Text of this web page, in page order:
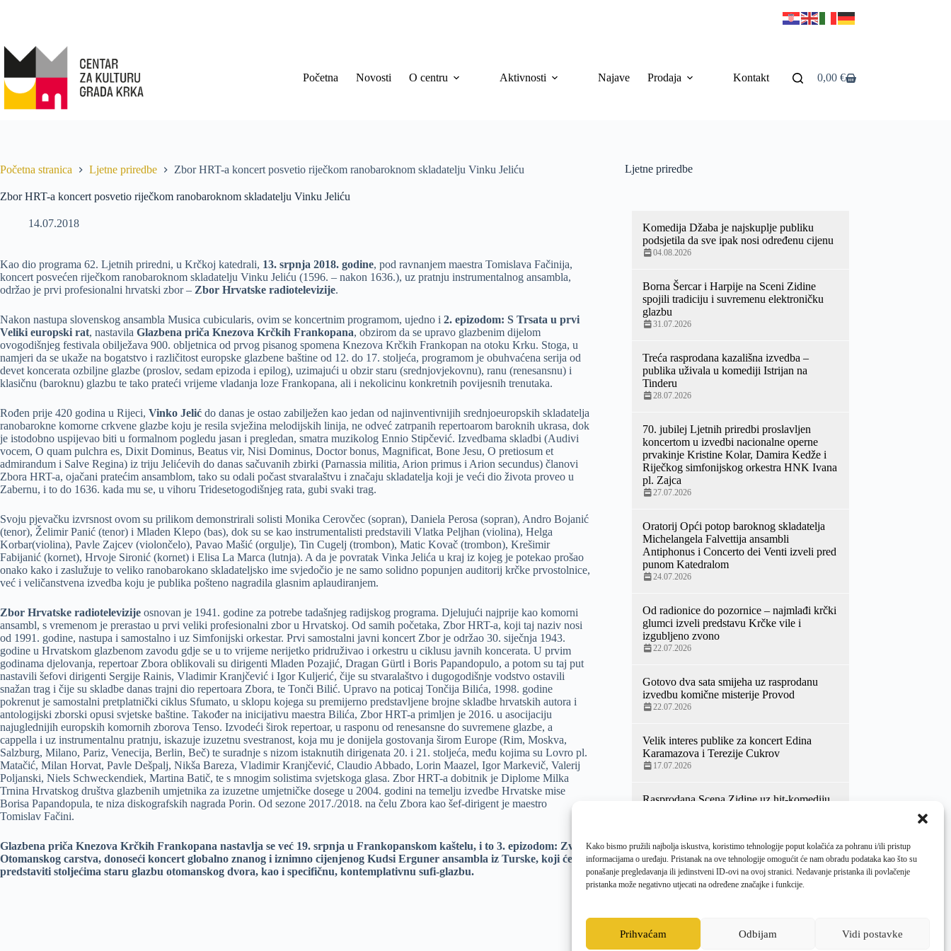
Kako bismo pružili najbolja iskustva, koristimo tehnologije poput kolačića za pohranu i/ili pristup
informacijama o uređaju. Pristanak na ove tehnologije omogućit će nam obradu podataka kao što su
ponašanje pregledavanja ili jedinstveni ID-ovi na ovoj stranici. Nedavanje pristanka ili povlačenje
pristanka može negativno utjecati na određene značajke i funkcije.
Prihvaćam Odbijam Vidi postavke
Početna Novosti O centru Aktivnosti Najave Prodaja Kontakt 0,00 €
Početna stranica Ljetne priredbe Zbor HRT-a koncert posvetio riječkom ranobaroknom skladatelju Vinku Jeliću
Zbor HRT-a koncert posvetio riječkom ranobaroknom skladatelju Vinku Jeliću
14.07.2018
Kao dio programa 62. Ljetnih priredni, u Krčkoj katedrali, 13. srpnja 2018. godine, pod ravnanjem maestra Tomislava Fačinija,
koncert posvećen riječkom ranobaroknom skladatelju Vinku Jeliću (1596. – nakon 1636.), uz pratnju instrumentalnog ansambla,
održao je prvi profesionalni hrvatski zbor – Zbor Hrvatske radiotelevizije.
Nakon nastupa slovenskog ansambla Musica cubicularis, ovim se koncertnim programom, ujedno i 2. epizodom: S Trsata u prvi
Veliki europski rat, nastavila Glazbena priča Knezova Krčkih Frankopana, obzirom da se upravo glazbenim dijelom
ovogodišnjeg festivala obilježava 900. obljetnica od prvog pisanog spomena Knezova Krčkih Frankopan na otoku Krku. Stoga, u
namjeri da se ukaže na bogatstvo i različitost europske glazbene baštine od 12. do 17. stoljeća, programom je obuhvaćena serija od
devet koncerata ozbiljne glazbe (proslov, sedam epizoda i epilog), uzimajući u obzir staru (srednjovjekovnu), ranu (renesansnu) i
klasičnu (baroknu) glazbu te tako prateći vrijeme vladanja loze Frankopana, ali i nekolicinu konkretnih povijesnih trenutaka.
Rođen prije 420 godina u Rijeci, Vinko Jelić do danas je ostao zabilježen kao jedan od najinventivnijih srednjoeuropskih skladatelja
ranobarokne komorne crkvene glazbe koju je resila svježina melodijskih linija, ne odveć zatrpanih repertoarom baroknih ukrasa, dok
je istodobno uspijevao biti u formalnom pogledu jasan i pregledan, smatra muzikolog Ennio Stipčević. Izvedbama skladbi (Audivi
vocem, O quam pulchra es, Dixit Dominus, Beatus vir, Nisi Dominus, Doctor bonus, Magnificat, Bone Jesu, O pretiosum et
admirandum i Salve Regina) iz triju Jelićevih do danas sačuvanih zbirki (Parnassia militia, Arion primus i Arion secundus) članovi
Zbora HRT-a, ojačani pratećim ansamblom, tako su odali počast stvaralaštvu i značaju skladatelja koji je veći dio života proveo u
Zabernu, i to do 1636. kada mu se, u vihoru Tridesetogodišnjeg rata, gubi svaki trag.
Svoju pjevačku izvrsnost ovom su prilikom demonstrirali solisti Monika Cerovčec (sopran), Daniela Perosa (sopran), Andro Bojanić
(tenor), Želimir Panić (tenor) i Mladen Klepo (bas), dok su se kao instrumentalisti predstavili Vlatka Peljhan (violina), Helga
Korbar(violina), Pavle Zajcev (violončelo), Pavao Mašić (orgulje), Tin Cugelj (trombon), Matic Kovač (trombon), Krešimir
Fabijanić (kornet), Hrvoje Sironić (kornet) i Elisa La Marca (lutnja). A da je povratak Vinka Jelića u kraj iz kojeg je potekao prošao
onako kako i zaslužuje to veliko ranobarokano skladateljsko ime svjedočio je ne samo solidno popunjen auditorij krčke prvostolnice,
već i veličanstvena izvedba koju je publika pošteno nagradila glasnim aplaudiranjem.
Zbor Hrvatske radiotelevizije osnovan je 1941. godine za potrebe tadašnjeg radijskog programa. Djelujući najprije kao komorni
ansambl, s vremenom je prerastao u prvi veliki profesionalni zbor u Hrvatskoj. Od samih početaka, Zbor HRT-a, koji taj naziv nosi
od 1991. godine, nastupa i samostalno i uz Simfonijski orkestar. Prvi samostalni javni koncert Zbor je održao 30. siječnja 1943.
godine u Hrvatskom glazbenom zavodu gdje se u to vrijeme nerijetko pridruživao i orkestru u ciklusu javnih koncerata. U prvim
godinama djelovanja, repertoar Zbora oblikovali su dirigenti Mladen Pozajić, Dragan Gürtl i Boris Papandopulo, a potom su taj put
nastavili šefovi dirigenti Sergije Rainis, Vladimir Kranjčević i Igor Kuljerić, čije su stvaralaštvo i dugogodišnje vodstvo ostavili
snažan trag i čije su skladbe danas trajni dio repertoara Zbora, te Tonči Bilić. Upravo na poticaj Tončija Bilića, 1998. godine
pokrenut je samostalni pretplatnički ciklus Sfumato, u sklopu kojega su premijerno predstavljene brojne skladbe hrvatskih autora i
antologijski zborski opusi svjetske baštine. Također na inicijativu maestra Bilića, Zbor HRT-a primljen je 2016. u asocijaciju
najuglednijih europskih komornih zborova Tenso. Izvodeći širok repertoar, u rasponu od renesansne do suvremene glazbe, a
cappella i uz instrumentalnu pratnju, iskazuje izuzetnu svestranost, koja mu je donijela gostovanja širom Europe (Rim, Moskva,
Salzburg, Milano, Pariz, Venecija, Berlin, Beč) te suradnje s nizom istaknutih dirigenata 20. i 21. stoljeća, među kojima su Lovro pl.
Matačić, Milan Horvat, Pavle Dešpalj, Nikša Bareza, Vladimir Kranjčević, Claudio Abbado, Lorin Maazel, Igor Markevič, Valerij
Poljanski, Niels Schweckendiek, Martina Batič, te s mnogim solistima svjetskoga glasa. Zbor HRT-a dobitnik je Diplome Milka
Trnina Hrvatskog društva glazbenih umjetnika za izuzetne umjetničke dosege u 2004. godini na temelju izvedbe Hrvatske mise
Borisa Papandopula, te niza diskografskih nagrada Porin. Od sezone 2017./2018. na čelu Zbora kao šef-dirigent je maestro
Tomislav Fačini.
Glazbena priča Knezova Krčkih Frankopana nastavlja se već 19. srpnja u Frankopanskom kaštelu, i to 3. epizodom: Zvuci
Otomanskog carstva, donoseći koncert globalno znanog i iznimno cijenjenog Kudsi Erguner ansambla iz Turske, koji će
predstaviti stoljećima staru glazbu otomanskog dvora, kao i specifičnu, kontemplativnu sufi-glazbu.
Ljetne priredbe
Komedija Džaba je najskuplje publiku
podsjetila da sve ipak nosi određenu cijenu
04.08.2026
Borna Šercar i Harpije na Sceni Zidine
spojili tradiciju i suvremenu elektroničku
glazbu
31.07.2026
Treća rasprodana kazališna izvedba –
publika uživala u komediji Istrijan na
Tinderu
28.07.2026
70. jubilej Ljetnih priredbi proslavljen
koncertom u izvedbi nacionalne operne
prvakinje Kristine Kolar, Damira Kedže i
Riječkog simfonijskog orkestra HNK Ivana
pl. Zajca
27.07.2026
Oratorij Opći potop baroknog skladatelja
Michelangela Falvettija ansambli
Antiphonus i Concerto dei Venti izveli pred
punom Katedralom
24.07.2026
Od radionice do pozornice – najmlađi krčki
glumci izveli predstavu Krčke vile i
izgubljeno zvono
22.07.2026
Gotovo dva sata smijeha uz rasprodanu
izvedbu komične misterije Provod
22.07.2026
Velik interes publike za koncert Edina
Karamazova i Terezije Cukrov
17.07.2026
Rasprodana Scena Zidine uz hit-komediju
70. Ljetne priredbe otvorene
veličanstvenim koncertom Hrvatskog
baroknog ansambla i bugarske violinistice